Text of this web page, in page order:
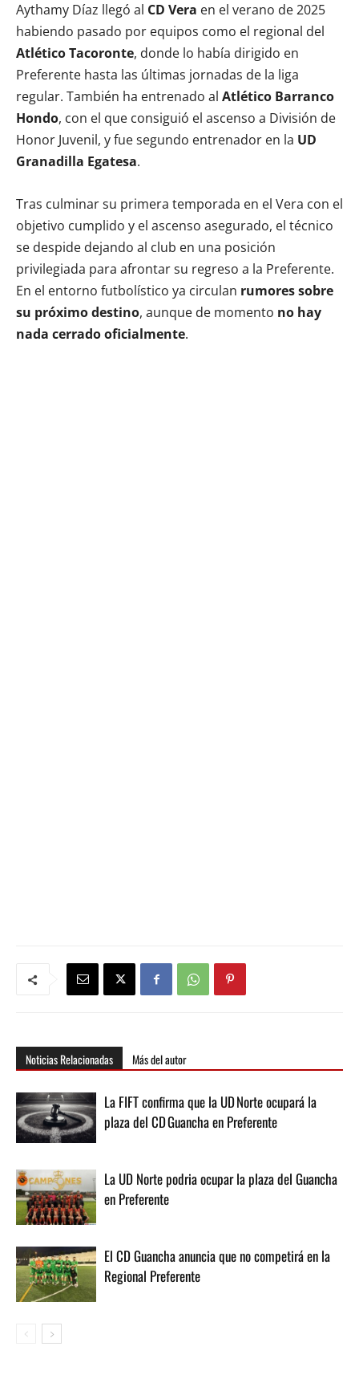
Aythamy Díaz llegó al CD Vera en el verano de 2025
habiendo pasado por equipos como el regional del
Atlético Tacoronte, donde lo había dirigido en
Preferente hasta las últimas jornadas de la liga
regular. También ha entrenado al Atlético Barranco
Hondo, con el que consiguió el ascenso a División de
Honor Juvenil, y fue segundo entrenador en la UD
Granadilla Egatesa.
Tras culminar su primera temporada en el Vera con el
objetivo cumplido y el ascenso asegurado, el técnico
se despide dejando al club en una posición
privilegiada para afrontar su regreso a la Preferente.
En el entorno futbolístico ya circulan rumores sobre
su próximo destino, aunque de momento no hay
nada cerrado oficialmente.
Noticias Relacionadas Más del autor
La FIFT confirma que la UD Norte ocupará la
plaza del CD Guancha en Preferente
La UD Norte podria ocupar la plaza del Guancha
en Preferente
El CD Guancha anuncia que no competirá en la
Regional Preferente